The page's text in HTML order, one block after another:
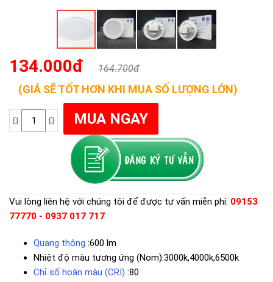
134.000đ 164.700đ
(GIÁ SẼ TỐT HƠN KHI MUA SỐ LƯỢNG LỚN)
Vui lòng liên hệ với chúng tôi để được tư vấn miễn phí: 09153
77770 - 0937 017 717
Quang thông :600 lm
Nhiệt độ màu tương ứng (Nom):3000k,4000k,6500k
Chỉ số hoàn màu (CRI) :80